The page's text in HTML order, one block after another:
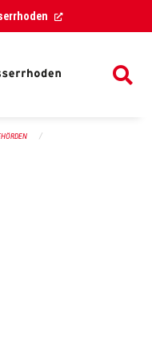
(External Link)